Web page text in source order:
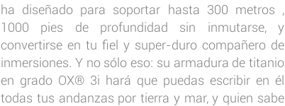
ha diseñado para soportar hasta 300 metros ,
1000 pies de profundidad sin inmutarse, y
convertirse en tu fiel y super-duro compañero de
inmersiones. Y no sólo eso: su armadura de titanio
en grado OX® 3i hará que puedas escribir en él
todas tus andanzas por tierra y mar, y quien sabe